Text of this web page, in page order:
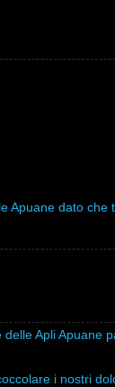
Apuane dato che
delle Apli Apuane
i nostri